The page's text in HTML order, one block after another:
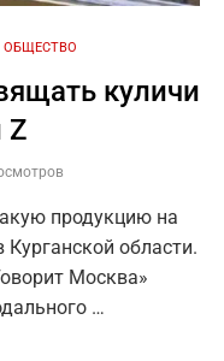
ОБЩЕСТВО
куличи
Z
продукцию на
области.
Москва»
…